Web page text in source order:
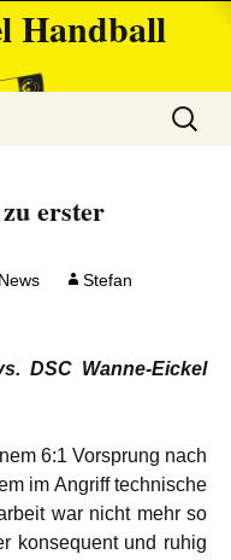
Handball
Suchen
nach:
erster
News
Stefan
DSC Wanne-Eickel
6:1 Vorsprung nach
im Angriff technische
war nicht mehr so
konsequent und ruhig